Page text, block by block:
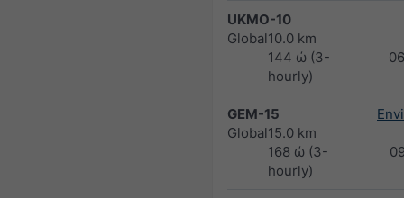
UKMO-10
Global10.0 km
144 ώ (3-
hourly)
GEM-15
Global15.0 km
168 ώ (3-
hourly)